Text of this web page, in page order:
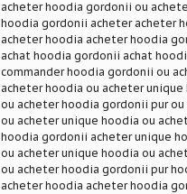
acheter hoodia gordonii ou
hoodia gordonii acheter acheter
acheter hoodia acheter hoodia
achat hoodia gordonii achat
commander hoodia gordonii ou
acheter hoodia ou acheter unique
ou acheter hoodia gordonii pur
ou acheter unique hoodia ou
hoodia gordonii acheter unique
ou acheter unique hoodia ou
ou acheter hoodia gordonii pur
acheter hoodia acheter hoodia